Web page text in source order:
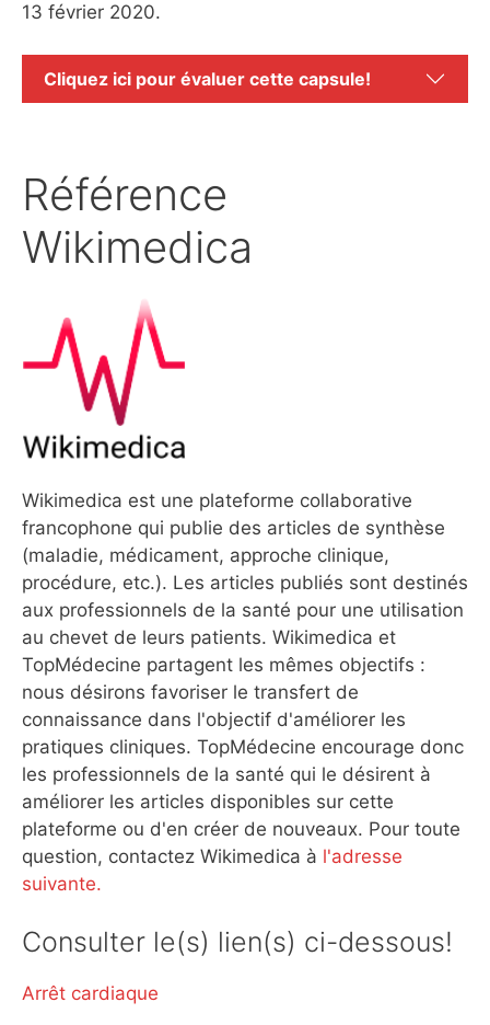
13 février 2020.
Cliquez ici pour évaluer cette capsule!
Référence
Wikimedica
Wikimedica est une plateforme collaborative
francophone qui publie des articles de synthèse
(maladie, médicament, approche clinique,
procédure, etc.). Les articles publiés sont destinés
aux professionnels de la santé pour une utilisation
au chevet de leurs patients. Wikimedica et
TopMédecine partagent les mêmes objectifs :
nous désirons favoriser le transfert de
connaissance dans l'objectif d'améliorer les
pratiques cliniques. TopMédecine encourage donc
les professionnels de la santé qui le désirent à
améliorer les articles disponibles sur cette
plateforme ou d'en créer de nouveaux. Pour toute
question, contactez Wikimedica à l'adresse
suivante.
Consulter le(s) lien(s) ci-dessous!
Arrêt cardiaque